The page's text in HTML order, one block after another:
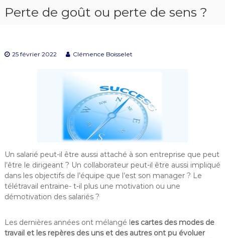
Perte de goût ou perte de sens ?
25 février 2022 Clémence Boisselet
Un salarié peut-il être aussi attaché à son entreprise que peut
l’être le dirigeant ? Un collaborateur peut-il être aussi impliqué
dans les objectifs de l’équipe que l’est son manager ? Le
télétravail entraine- t-il plus une motivation ou une
démotivation des salariés ?
Les dernières années ont mélangé les cartes des modes de
travail et les repères des uns et des autres ont pu évoluer